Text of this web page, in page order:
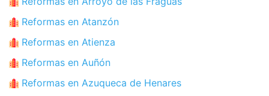
Reformas en Atanzón
Reformas en Atienza
Reformas en Auñón
Reformas en Azuqueca de Henares